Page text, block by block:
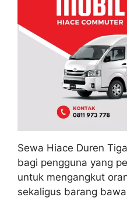
Sewa Hiace Duren
bagi pengguna yang
untuk mengangkut
sekaligus barang